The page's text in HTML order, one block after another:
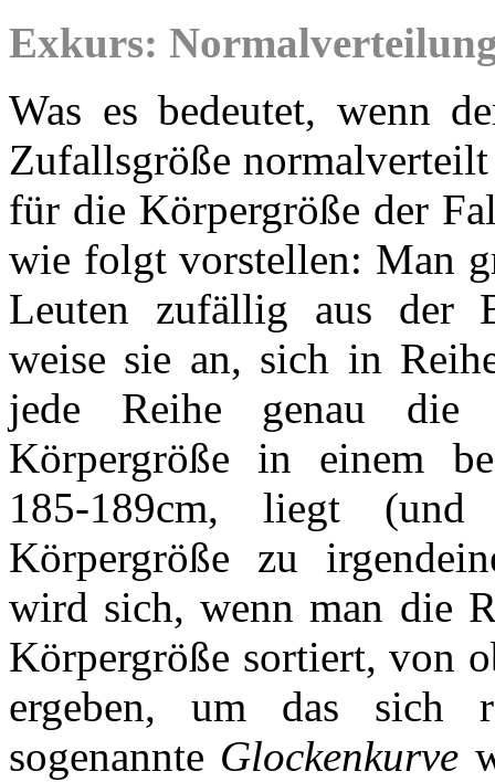
Exkurs:
Was es bedeutet, wenn
Zufallsgröße
für die Körpergröße der
wie folgt vorstellen: Man
Leuten zufällig aus der
weise sie an, sich in
jede Reihe genau die
Körpergröße in einem
185-189cm, liegt
Körpergröße zu
wird sich, wenn man die
Körpergröße sortiert, von
ergeben, um das sich
sogenannte Glockenkurve